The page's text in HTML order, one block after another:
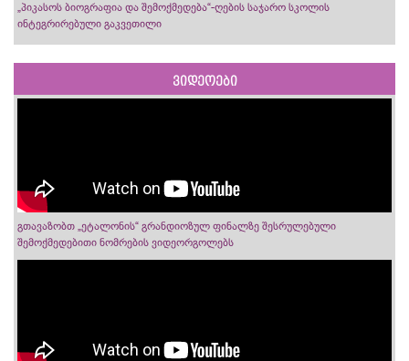
„პიკასოს ბიოგრაფია და შემოქმედება“-ღების საჯარო სკოლის
ინტეგრირებული გაკვეთილი
ვიდეოები
გთავაზობთ „ეტალონის“ გრანდიოზულ ფინალზე შესრულებული
შემოქმედებითი ნომრების ვიდეორგოლებს